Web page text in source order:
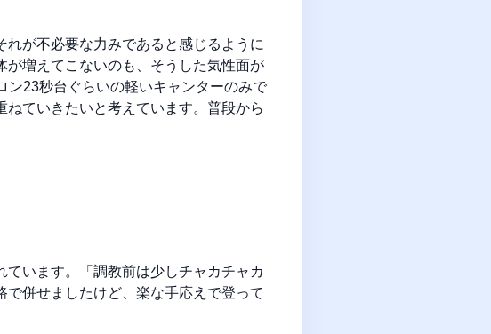
れが不必要な力みであると感じるように
増えてこないのも、そうした気性面が
ン23秒台ぐらいの軽いキャンターのみで
ていきたいと考えています。普段から
います。「調教前は少しチャカチャカ
併せましたけど、楽な手応えで登って